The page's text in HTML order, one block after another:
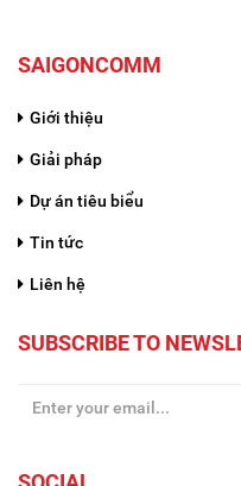
SAIGONCOMM
Giới thiệu
Giải pháp
Dự án tiêu biểu
Tin tức
Liên hệ
SUBSCRIBE TO